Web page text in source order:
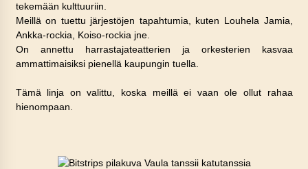
tekemään kulttuuriin.
Meillä on tuettu järjestöjen tapahtumia, kuten Louhela Jamia,
Ankka-rockia, Koiso-rockia jne.
On annettu harrastajateatterien ja orkesterien kasvaa
ammattimaisiksi pienellä kaupungin tuella.
Tämä linja on valittu, koska meillä ei vaan ole ollut rahaa
hienompaan.